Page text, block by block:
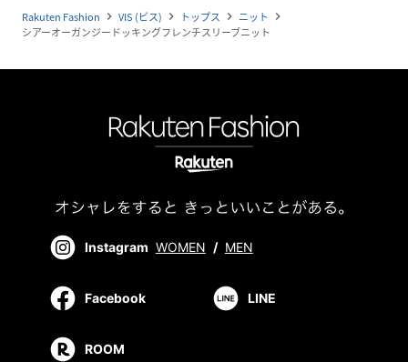
Rakuten Fashion navigate_next VIS (ビス) navigate_next トップス navigate_next ニット navigate_next
シアーオーガンジードッキングフレンチスリーブニット
Instagram WOMEN / MEN
Facebook LINE
ROOM